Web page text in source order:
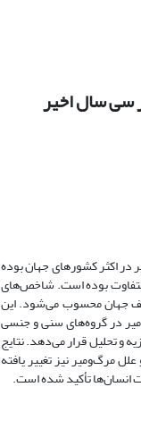
اکثر کشورهای جهان بوده‌
بوده است. شاخص‌های
جهان محسوب می‌شود. این
در گروه‌های سنی و جنسی
شهر تهران را در فاصله دو مقطع زمانی 1354 و 1384 مورد ارزیابی و تجزیه و تحلیل قرار می‌دهد. نتایج
چشمگیری داشته و علل مرگ‌ومیر نیز تغییر یافته‌
انسان‌ها تأکید شده است.